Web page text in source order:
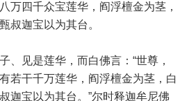
万四千众宝莲华，阎浮檀金为茎，
叔迦宝以为其台。
见是莲华，而白佛言：“世尊，
若干千万莲华，阎浮檀金为茎，白
迦宝以为其台。”尔时释迦牟尼佛